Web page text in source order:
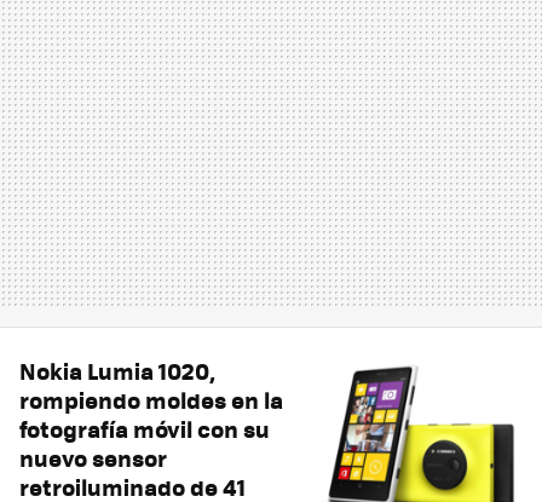
Nokia Lumia 1020,
rompiendo moldes en la
fotografía móvil con su
nuevo sensor
retroiluminado de 41